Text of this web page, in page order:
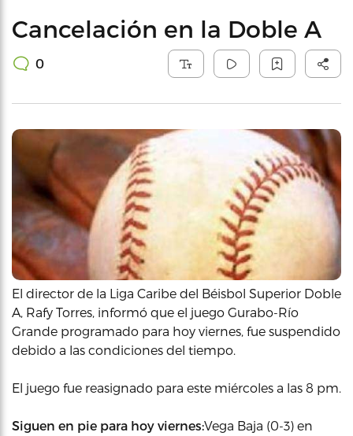
Cancelación en la Doble A
0
El director de la Liga Caribe del Béisbol Superior Doble
A, Rafy Torres, informó que el juego Gurabo-Río
Grande programado para hoy viernes, fue suspendido
debido a las condiciones del tiempo.
El juego fue reasignado para este miércoles a las 8 pm.
Siguen en pie para hoy viernes:Vega Baja (0-3) en